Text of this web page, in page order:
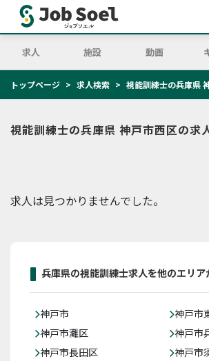
求人 施設 動画
トップページ 求人検索 視能訓練士の兵庫県
視能訓練士の兵庫県 神戸市西区の求
求人は見つかりませんでした。
兵庫県の視能訓練士求人を他のエリア
神戸市
神戸市
神戸市灘区
神戸市
神戸市長田区
神戸市